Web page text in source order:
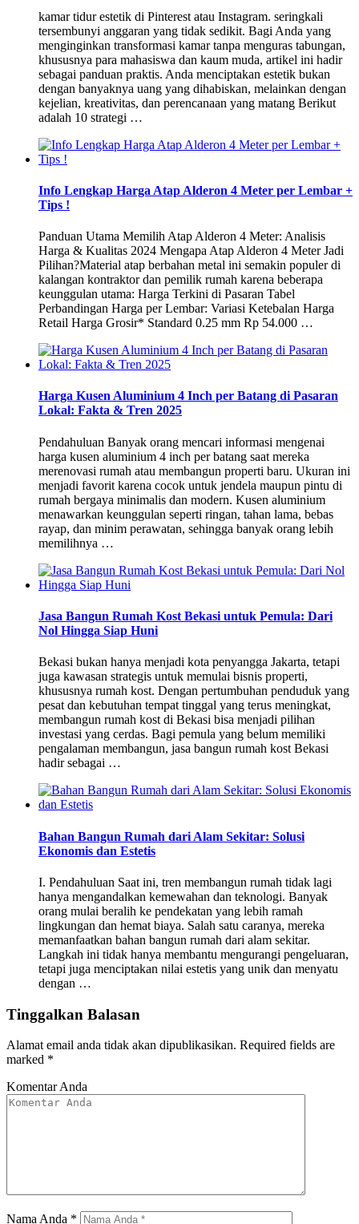
kamar tidur estetik di Pinterest atau Instagram. seringkali
tersembunyi anggaran yang tidak sedikit. Bagi Anda yang
menginginkan transformasi kamar tanpa menguras tabungan,
khususnya para mahasiswa dan kaum muda, artikel ini hadir
sebagai panduan praktis. Anda menciptakan estetik bukan
dengan banyaknya uang yang dihabiskan, melainkan dengan
kejelian, kreativitas, dan perencanaan yang matang Berikut
adalah 10 strategi …
Info Lengkap Harga Atap Alderon 4 Meter per Lembar +
Tips !
Panduan Utama Memilih Atap Alderon 4 Meter: Analisis
Harga & Kualitas 2024 Mengapa Atap Alderon 4 Meter Jadi
Pilihan?Material atap berbahan metal ini semakin populer di
kalangan kontraktor dan pemilik rumah karena beberapa
keunggulan utama: Harga Terkini di Pasaran Tabel
Perbandingan Harga per Lembar: Variasi Ketebalan Harga
Retail Harga Grosir* Standard 0.25 mm Rp 54.000 …
Harga Kusen Aluminium 4 Inch per Batang di Pasaran
Lokal: Fakta & Tren 2025
Pendahuluan Banyak orang mencari informasi mengenai
harga kusen aluminium 4 inch per batang saat mereka
merenovasi rumah atau membangun properti baru. Ukuran ini
menjadi favorit karena cocok untuk jendela maupun pintu di
rumah bergaya minimalis dan modern. Kusen aluminium
menawarkan keunggulan seperti ringan, tahan lama, bebas
rayap, dan minim perawatan, sehingga banyak orang lebih
memilihnya …
Jasa Bangun Rumah Kost Bekasi untuk Pemula: Dari
Nol Hingga Siap Huni
Bekasi bukan hanya menjadi kota penyangga Jakarta, tetapi
juga kawasan strategis untuk memulai bisnis properti,
khususnya rumah kost. Dengan pertumbuhan penduduk yang
pesat dan kebutuhan tempat tinggal yang terus meningkat,
membangun rumah kost di Bekasi bisa menjadi pilihan
investasi yang cerdas. Bagi pemula yang belum memiliki
pengalaman membangun, jasa bangun rumah kost Bekasi
hadir sebagai …
Bahan Bangun Rumah dari Alam Sekitar: Solusi
Ekonomis dan Estetis
I. Pendahuluan Saat ini, tren membangun rumah tidak lagi
hanya mengandalkan kemewahan dan teknologi. Banyak
orang mulai beralih ke pendekatan yang lebih ramah
lingkungan dan hemat biaya. Salah satu caranya, mereka
memanfaatkan bahan bangun rumah dari alam sekitar.
Langkah ini tidak hanya membantu mengurangi pengeluaran,
tetapi juga menciptakan nilai estetis yang unik dan menyatu
dengan …
Tinggalkan Balasan
Alamat email anda tidak akan dipublikasikan. Required fields are
marked *
Komentar Anda
Nama Anda *